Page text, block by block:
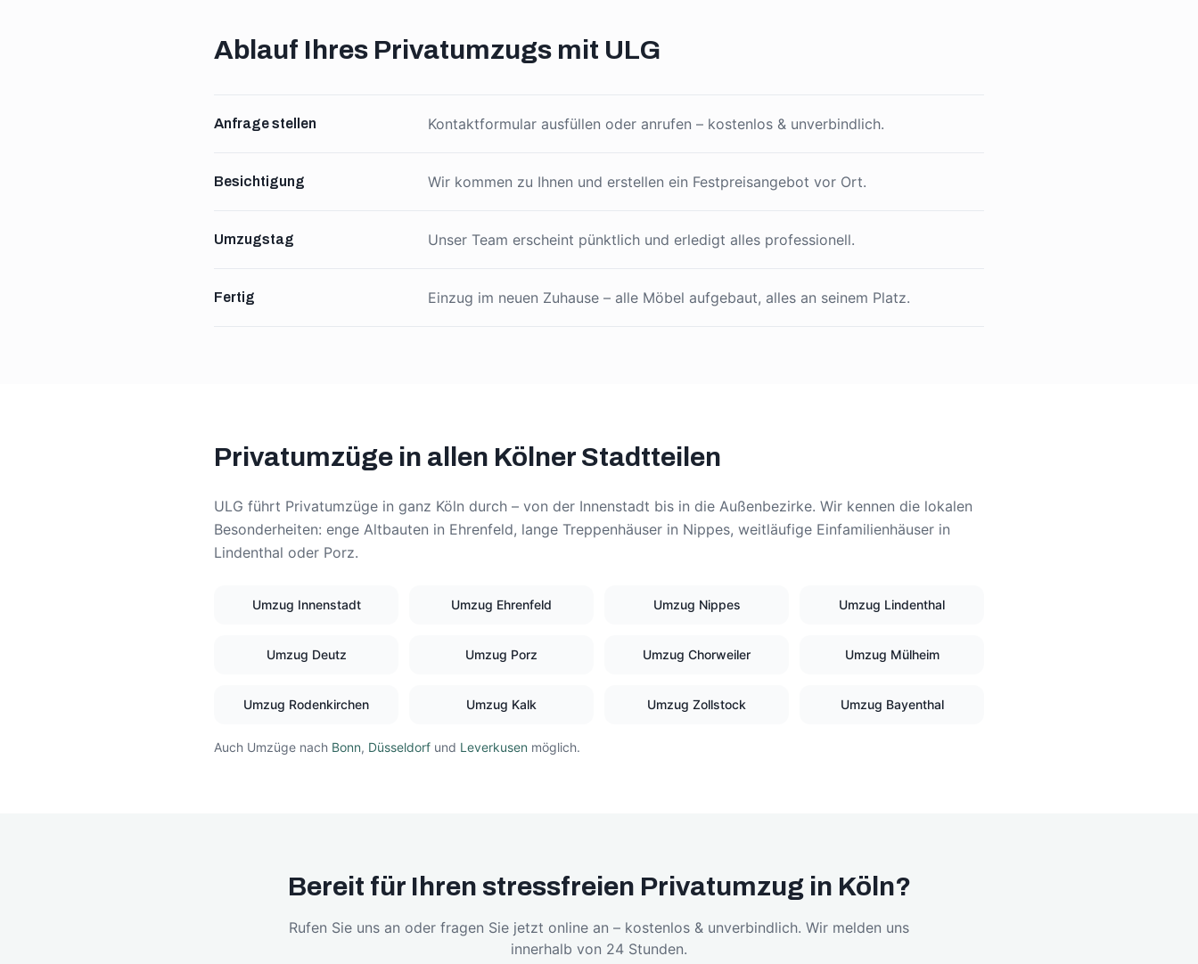
Ablauf Ihres Privatumzugs mit ULG
Anfrage stellen Kontaktformular ausfüllen oder anrufen – kostenlos & unverbindlich.
Besichtigung Wir kommen zu Ihnen und erstellen ein Festpreisangebot vor Ort.
Umzugstag Unser Team erscheint pünktlich und erledigt alles professionell.
Fertig Einzug im neuen Zuhause – alle Möbel aufgebaut, alles an seinem Platz.
Privatumzüge in allen Kölner Stadtteilen
ULG führt Privatumzüge in ganz Köln durch – von der Innenstadt bis in die Außenbezirke. Wir kennen die lokalen
Besonderheiten: enge Altbauten in Ehrenfeld, lange Treppenhäuser in Nippes, weitläufige Einfamilienhäuser in
Lindenthal oder Porz.
Umzug Innenstadt Umzug Ehrenfeld Umzug Nippes Umzug Lindenthal
Umzug Deutz Umzug Porz Umzug Chorweiler Umzug Mülheim
Umzug Rodenkirchen Umzug Kalk Umzug Zollstock Umzug Bayenthal
Auch Umzüge nach Bonn, Düsseldorf und Leverkusen möglich.
Bereit für Ihren stressfreien Privatumzug in Köln?
Rufen Sie uns an oder fragen Sie jetzt online an – kostenlos & unverbindlich. Wir melden uns
innerhalb von 24 Stunden.